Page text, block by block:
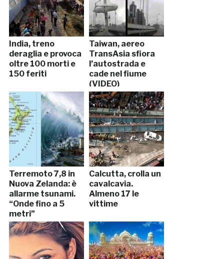
India, treno
deraglia e provoca
oltre 100 morti e
150 feriti
Taiwan, aereo
TransAsia sfiora
l’autostrada e
cade nel fiume
(VIDEO)
Terremoto 7,8 in
Nuova Zelanda: è
allarme tsunami.
“Onde fino a 5
metri”
Calcutta, crolla un
cavalcavia.
Almeno 17 le
vittime